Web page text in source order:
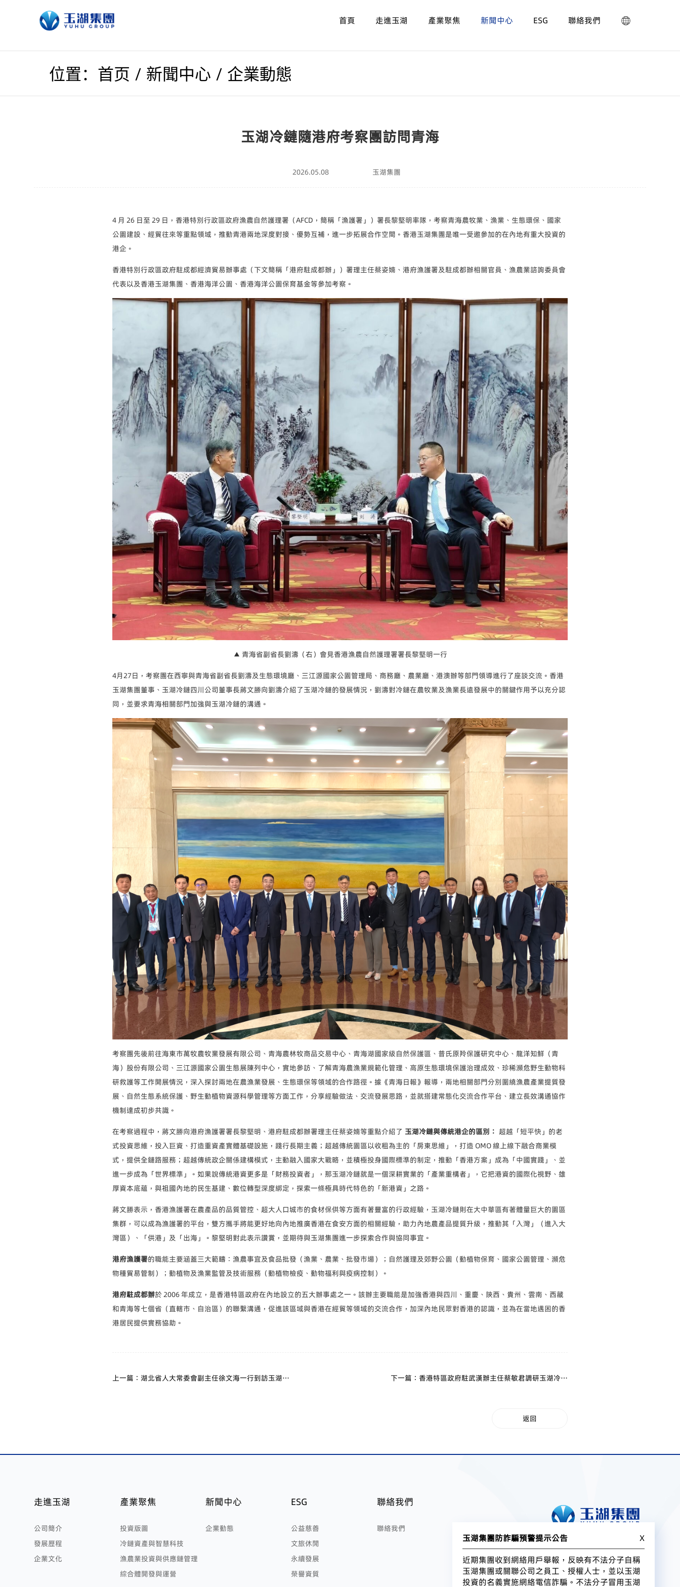
首頁 走進玉湖 產業聚焦 新聞中心 ESG 聯絡我們
X
玉湖集團防詐騙預警提示公告
近期集團收到網絡用戶舉報，反映有不法分子自稱
玉湖集團或關聯公司之員工、授權人士，並以玉湖
投資的名義實施網絡電信詐騙。不法分子冒用玉湖
位置：首页 / 新聞中心 / 企業動態
玉湖冷鏈隨港府考察團訪問青海
2026.05.08 玉湖集團
4 月 26 日至 29 日，香港特別行政區政府漁農自然護理署（AFCD，簡稱「漁護署」）署長黎堅明率隊，考察青海農牧業、漁業、生態環保、國家
公園建設、經貿往來等重點領域，推動青港兩地深度對接、優勢互補，進一步拓展合作空間。香港玉湖集團是唯一受邀參加的在內地有重大投資的
港企。
香港特別行政區政府駐成都經濟貿易辦事處（下文簡稱「港府駐成都辦」）署理主任蔡姿婻、港府漁護署及駐成都辦相關官員、漁農業諮詢委員會
代表以及香港玉湖集團、香港海洋公園、香港海洋公園保育基金等參加考察。
▲ 青海省副省長劉濤（右）會見香港漁農自然護理署署長黎堅明一行
4月27日，考察團在西寧與青海省副省長劉濤及生態環境廳、三江源國家公園管理局、商務廳、農業廳、港澳辦等部門領導進行了座談交流。香港
玉湖集團董事、玉湖冷鏈四川公司董事長蔣文勝向劉濤介紹了玉湖冷鏈的發展情況，劉濤對冷鏈在農牧業及漁業長遠發展中的關鍵作用予以充分認
同，並要求青海相關部門加強與玉湖冷鏈的溝通。
考察團先後前往海東市萬牧農牧業發展有限公司、青海農林牧商品交易中心、青海湖國家級自然保護區、普氏原羚保護研究中心、龍洋知鮮（青
海）股份有限公司、三江源國家公園生態展陳列中心，實地參訪、了解青海農漁業規範化管理、高原生態環境保護治理成效、珍稀瀕危野生動物科
研救護等工作開展情況，深入探討兩地在農漁業發展、生態環保等領域的合作路徑。據《青海日報》報導，兩地相關部門分別圍繞漁農產業提質發
展、自然生態系統保護、野生動植物資源科學管理等方面工作，分享經驗做法、交流發展思路，並就搭建常態化交流合作平台、建立長效溝通協作
機制達成初步共識。
在考察過程中，蔣文勝向港府漁護署署長黎堅明、港府駐成都辦署理主任蔡姿婻等重點介紹了 玉湖冷鏈與傳統港企的區別： 超越「短平快」的老
式投資思維，投入巨資、打造重資產實體基礎設施，踐行長期主義；超越傳統園區以收租為主的「房東思維」，打造 OMO 線上線下融合商業模
式，提供全鏈路服務；超越傳統政企關係建構模式，主動融入國家大戰略，並積極投身國際標準的制定，推動「香港方案」成為「中國實踐」、並
進一步成為「世界標準」。如果說傳統港資更多是「財務投資者」，那玉湖冷鏈就是一個深耕實業的「產業重構者」，它把港資的國際化視野、雄
厚資本底蘊，與祖國內地的民生基建、數位轉型深度綁定，探索一條極具時代特色的「新港資」之路。
蔣文勝表示，香港漁護署在農產品的品質管控、超大人口城市的食材保供等方面有著豐富的行政經驗，玉湖冷鏈則在大中華區有著體量巨大的園區
集群，可以成為漁護署的平台，雙方攜手將能更好地向內地推廣香港在食安方面的相關經驗，助力內地農產品提質升級，推動其「入灣」（進入大
灣區）、「供港」及「出海」。黎堅明對此表示讚賞，並期待與玉湖集團進一步探索合作與協同事宜。
港府漁護署的職能主要涵蓋三大範疇：漁農事宜及食品批發（漁業、農業、批發市場）；自然護理及郊野公園（動植物保育、國家公園管理、瀕危
物種貿易管制）；動植物及漁業監管及技術服務（動植物檢疫、動物福利與疫病控制）。
港府駐成都辦於 2006 年成立，是香港特區政府在內地設立的五大辦事處之一。該辦主要職能是加強香港與四川、重慶、陝西、貴州、雲南、西藏
和青海等七個省（直轄市、自治區）的聯繫溝通，促進該區域與香港在經貿等領域的交流合作，加深內地民眾對香港的認識，並為在當地遇困的香
港居民提供實務協助。
上一篇：湖北省人大常委會副主任徐文海一行到訪玉湖冷
下一篇：香港特區政府駐武漢辦主任蔡敏君調研玉湖冷鏈
返回
走進玉湖
公司簡介
發展歷程
企業文化
產業聚焦
投資版圖
冷鏈資產與智慧科技
漁農業投資與供應鏈管理
綜合體開發與運營
新聞中心
企業動態
ESG
公益慈善
文旅休閒
永續發展
榮譽資質
聯絡我們
聯絡我們